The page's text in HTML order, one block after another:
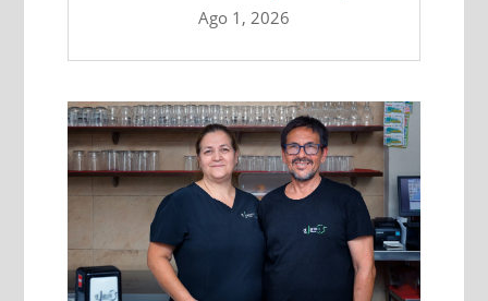
Ago 1, 2026